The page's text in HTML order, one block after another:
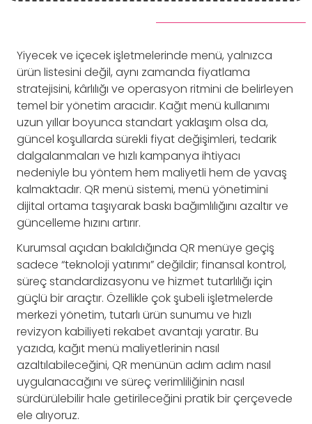
Yiyecek ve içecek işletmelerinde menü, yalnızca
ürün listesini değil, aynı zamanda fiyatlama
stratejisini, kârlılığı ve operasyon ritmini de belirleyen
temel bir yönetim aracıdır. Kağıt menü kullanımı
uzun yıllar boyunca standart yaklaşım olsa da,
güncel koşullarda sürekli fiyat değişimleri, tedarik
dalgalanmaları ve hızlı kampanya ihtiyacı
nedeniyle bu yöntem hem maliyetli hem de yavaş
kalmaktadır. QR menü sistemi, menü yönetimini
dijital ortama taşıyarak baskı bağımlılığını azaltır ve
güncelleme hızını artırır.
Kurumsal açıdan bakıldığında QR menüye geçiş
sadece “teknoloji yatırımı” değildir; finansal kontrol,
süreç standardizasyonu ve hizmet tutarlılığı için
güçlü bir araçtır. Özellikle çok şubeli işletmelerde
merkezi yönetim, tutarlı ürün sunumu ve hızlı
revizyon kabiliyeti rekabet avantajı yaratır. Bu
yazıda, kağıt menü maliyetlerinin nasıl
azaltılabileceğini, QR menünün adım adım nasıl
uygulanacağını ve süreç verimliliğinin nasıl
sürdürülebilir hale getirileceğini pratik bir çerçevede
ele alıyoruz.